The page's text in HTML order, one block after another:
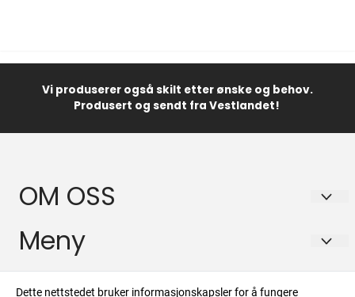
Vi produserer også skilt etter ønske og behov.
Produsert og sendt fra Vestlandet!
OM OSS
Lator Skilt AS
Kolskogheiane 12
5210 OS
Meny
Frakt og retur
Info
Dette nettstedet bruker informasjonskapsler for å fungere